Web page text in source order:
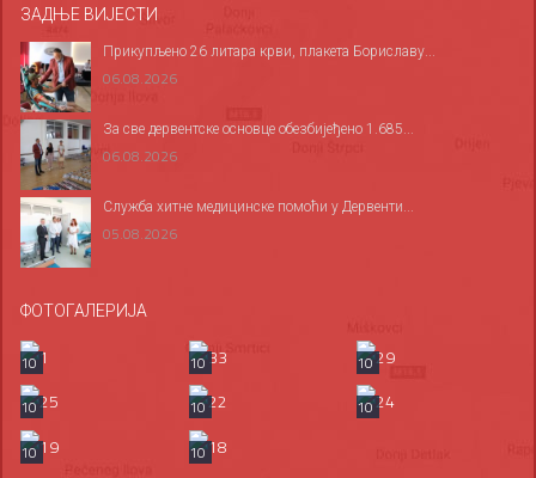
ЗАДЊЕ ВИЈЕСТИ
Прикупљено 26 литара крви, плакета Бориславу...
06.08.2026
За све дервентске основце обезбијеђено 1.685...
06.08.2026
Служба хитне медицинске помоћи у Дервенти...
05.08.2026
ФОТОГАЛЕРИЈА
10 10
10
10
10
10
10
10